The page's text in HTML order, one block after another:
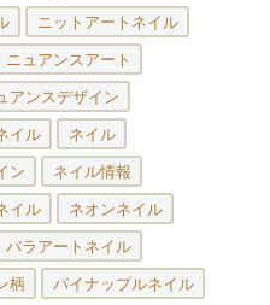
ニットアートネイル
ニュアンスアート
アンスデザイン
イル ネイル
ン ネイル情報
イル ネオンネイル
バラアートネイル
柄 パイナップルネイル